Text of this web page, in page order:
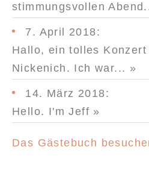
stimmungsvollen
7. April 2018:
Hallo, ein tolles Konzert
Nickenich. Ich war... »
14. März 2018:
Hello. I'm Jeff »
Das Gästebuch